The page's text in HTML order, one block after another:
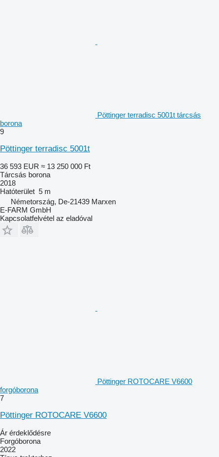
Pöttinger terradisc 5001t tárcsás
borona
9
Pöttinger terradisc 5001t
36 593 EUR ≈ 13 250 000 Ft
Tárcsás borona
2018
Hatóterület 5 m
Németország, De-21439 Marxen
E-FARM GmbH
Kapcsolatfelvétel az eladóval
Pöttinger ROTOCARE V6600
forgóborona
7
Pöttinger ROTOCARE V6600
Ár érdeklődésre
Forgóborona
2022